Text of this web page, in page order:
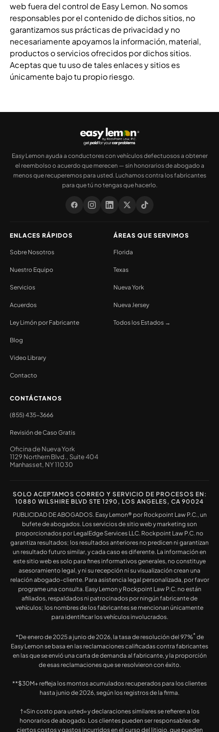
web fuera del control de Easy Lemon. No somos
responsables por el contenido de dichos sitios, no
garantizamos sus prácticas de privacidad y no
necesariamente apoyamos la información, material,
productos o servicios ofrecidos por dichos sitios.
Aceptas que tu uso de tales enlaces y sitios es
únicamente bajo tu propio riesgo.
Easy Lemon ayuda a conductores con vehículos defectuosos a obtener
el reembolso o acuerdo que merecen — sin honorarios de abogado a
menos que recuperemos para usted. Luchamos contra los fabricantes
para que tú no tengas que hacerlo.
ENLACES RÁPIDOS
Sobre Nosotros
Nuestro Equipo
Servicios
Acuerdos
Ley Limón por Fabricante
Blog
Video Library
Contacto
ÁREAS QUE SERVIMOS
Florida
Texas
Nueva York
Nueva Jersey
Todos los Estados →
CONTÁCTANOS
(855) 435-3666
Revisión de Caso Gratis
Oficina de Nueva York
1129 Northern Blvd., Suite 404
Manhasset, NY 11030
SOLO ACEPTAMOS CORREO Y SERVICIO DE PROCESOS EN:
10880 WILSHIRE BLVD STE 1290, LOS ANGELES, CA 90024
PUBLICIDAD DE ABOGADOS. Easy Lemon® por Rockpoint Law P.C., un
bufete de abogados. Los servicios de sitio web y marketing son
proporcionados por LegalEdge Services LLC. Rockpoint Law P.C. no
garantiza resultados; los resultados anteriores no predicen ni garantizan
un resultado futuro similar, y cada caso es diferente. La información en
este sitio web es solo para fines informativos generales, no constituye
asesoramiento legal, y ni su recepción ni su visualización crean una
relación abogado-cliente. Para asistencia legal personalizada, por favor
programe una consulta. Easy Lemon y Rockpoint Law P.C. no están
afiliados, respaldados ni patrocinados por ningún fabricante de
vehículos; los nombres de los fabricantes se mencionan únicamente
para identificar los vehículos involucrados.
*De enero de 2025 a junio de 2026, la tasa de resolución del 97%* de
Easy Lemon se basa en las reclamaciones calificadas contra fabricantes
en las que se envió una carta de demanda al fabricante, y la proporción
de esas reclamaciones que se resolvieron con éxito.
**$30M+ refleja los montos acumulados recuperados para los clientes
hasta junio de 2026, según los registros de la firma.
†«Sin costo para usted» y declaraciones similares se refieren a los
honorarios de abogado. Los clientes pueden ser responsables de
ciertos costos y gastos incurridos en el curso del litigio, que pueden